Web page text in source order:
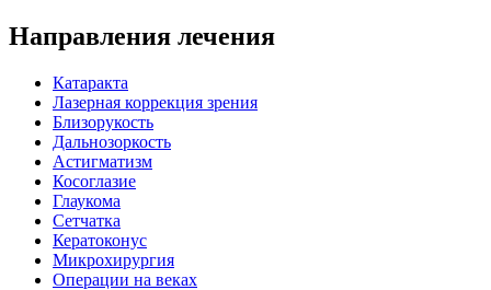
Направления лечения
Катаракта
Лазерная коррекция зрения
Близорукость
Дальнозоркость
Астигматизм
Косоглазие
Глаукома
Сетчатка
Кератоконус
Микрохирургия
Операции на веках